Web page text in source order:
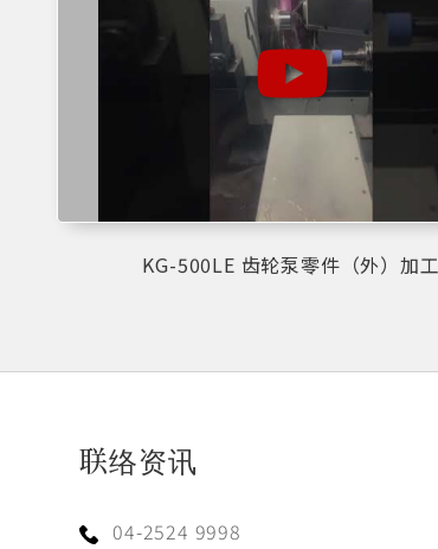
KG-500LE 齿轮泵零件（外）加工
联络资讯
04-2524 9998